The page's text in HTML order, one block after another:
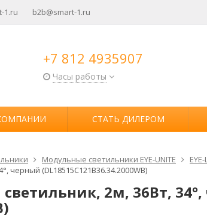
1.ru b2b@smart-1.ru
+7 812 4935907
Часы работы
СТАТЬ ДИЛЕРОМ
Модульные светильники EYE-UNITE
черный (DL18515C121B36.34.2000WB)
2м, 36Вт,